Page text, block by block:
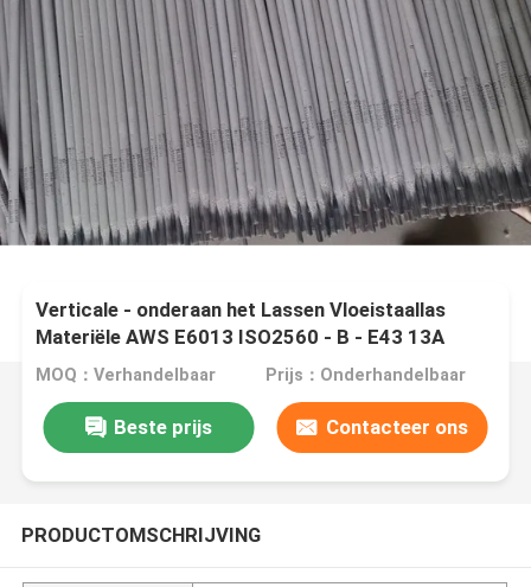
Verticale - onderaan het Lassen Vloeistaallas
Materiële AWS E6013 ISO2560 - B - E43 13A
MOQ：Verhandelbaar Prijs：Onderhandelbaar
Beste prijs Contacteer ons
PRODUCTOMSCHRIJVING